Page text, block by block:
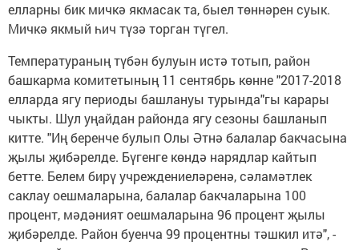
елларны бик мичкә якмасак та, быел төннәрен суык.
Мичкә якмый һич түзә торган түгел.
Температураның түбән булуын истә тотып, район
башкарма комитетының 11 сентябрь көнне "2017-2018
елларда ягу периоды башлануы турында"гы карары
чыкты. Шул уңайдан районда ягу сезоны башланып
китте. "Иң беренче булып Олы Әтнә балалар бакчасына
җылы җибәрелде. Бүгенге көндә нарядлар кайтып
бетте. Белем бирү учреждениеләренә, сәламәтлек
саклау оешмаларына, балалар бакчаларына 100
процент, мәдәният оешмаларына 96 процент җылы
җибәрелде. Район буенча 99 процентны тәшкил итә", -